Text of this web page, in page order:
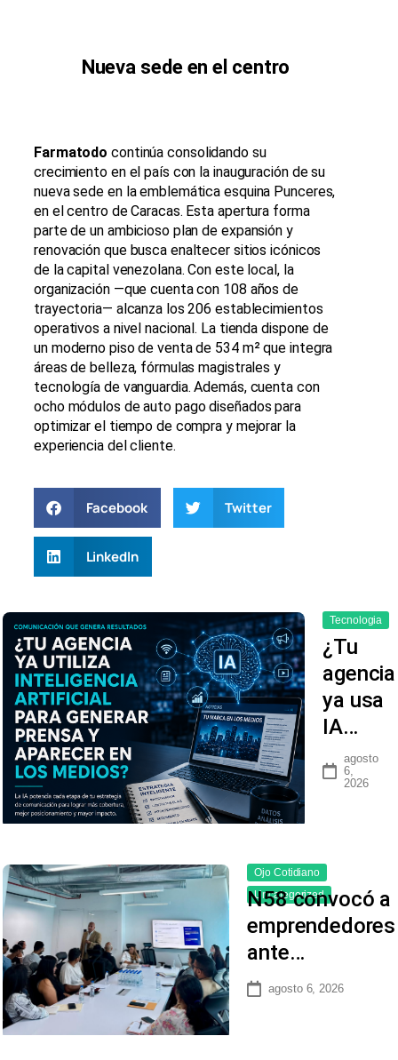
Nueva sede en el centro
Farmatodo continúa consolidando su
crecimiento en el país con la inauguración de su
nueva sede en la emblemática esquina Punceres,
en el centro de Caracas. Esta apertura forma
parte de un ambicioso plan de expansión y
renovación que busca enaltecer sitios icónicos
de la capital venezolana. Con este local, la
organización —que cuenta con 108 años de
trayectoria— alcanza los 206 establecimientos
operativos a nivel nacional. La tienda dispone de
un moderno piso de venta de 534 m² que integra
áreas de belleza, fórmulas magistrales y
tecnología de vanguardia. Además, cuenta con
ocho módulos de auto pago diseñados para
optimizar el tiempo de compra y mejorar la
experiencia del cliente.
Facebook Twitter
LinkedIn
Tecnologia
¿Tu
agencia
ya usa
IA…
agosto
6,
2026
Ojo Cotidiano
Uncategorized
N58 convocó a
emprendedores
ante…
agosto 6, 2026